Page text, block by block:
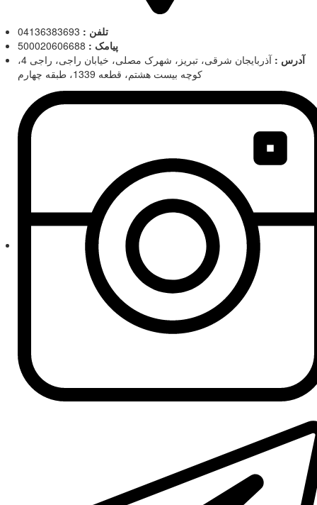
تلفن :
پیامک :
آدرس :
آذربایجان شرقی، تبریز، شهرک مصلی، خیابان راجی، راجی 4،
کوچه بیست هشتم، قطعه 1339، طبقه چهارم